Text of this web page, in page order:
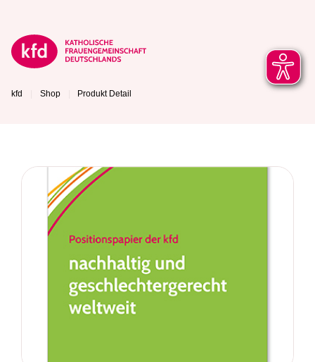
kfd Shop Produkt Detail